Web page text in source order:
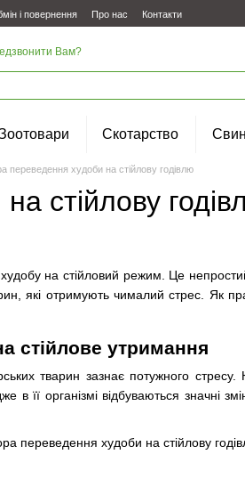
і повернення Про нас Контакти
Вам?
Скотарство
переведення худоби на стійлову годівлю
стійлову
на стійловий режим. Це
які отримують чималий стрес. Як
стійлове утримання
тварин зазнає потужного
її організмі відбуваються значні